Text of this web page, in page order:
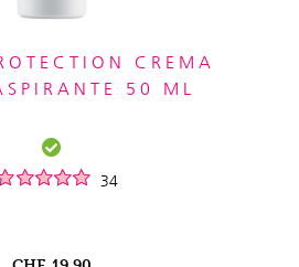
CREMA
50 ML
34